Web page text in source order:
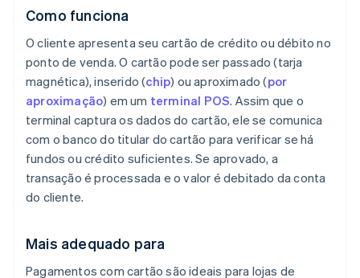
Como funciona
O cliente apresenta seu cartão de crédito ou débito no
ponto de venda. O cartão pode ser passado (tarja
magnética), inserido (chip) ou aproximado (por
aproximação) em um terminal POS. Assim que o
terminal captura os dados do cartão, ele se comunica
com o banco do titular do cartão para verificar se há
fundos ou crédito suficientes. Se aprovado, a
transação é processada e o valor é debitado da conta
do cliente.
Mais adequado para
Pagamentos com cartão são ideais para lojas de